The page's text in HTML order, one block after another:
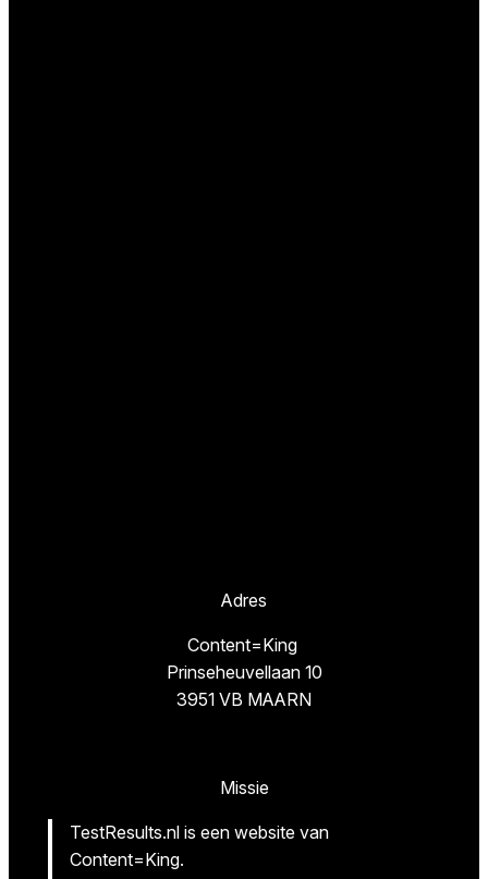
Adres
Content=King
Prinseheuvellaan 10
3951 VB MAARN
Missie
TestResults.nl is een website van
Content=King.